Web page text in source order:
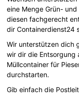
eine Menge Grün-
diesen fachgerecht
dir Containerdienst24
Wir unterstützen dich
wir dir die Entsorgung
Müllcontainer für
durchstarten.
Gib einfach die